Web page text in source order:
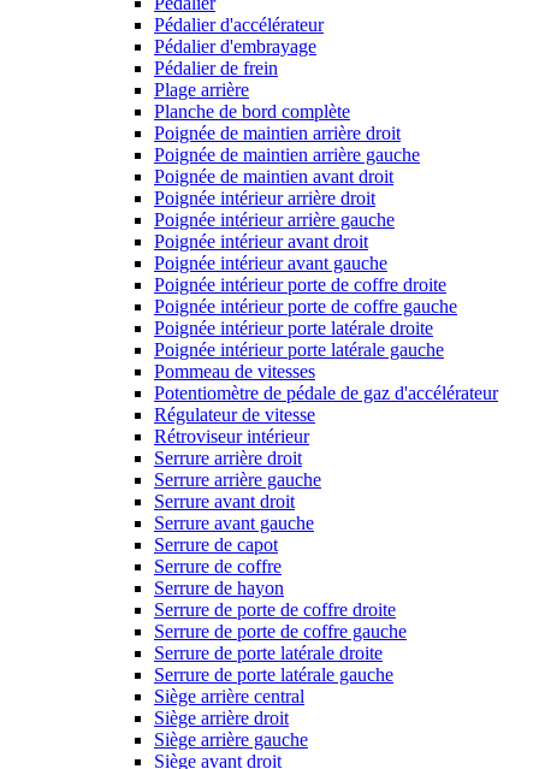
Pédalier d'accélérateur
Pédalier d'embrayage
Pédalier de frein
Plage arrière
Planche de bord complète
Poignée de maintien arrière droit
Poignée de maintien arrière gauche
Poignée de maintien avant droit
Poignée intérieur arrière droit
Poignée intérieur arrière gauche
Poignée intérieur avant droit
Poignée intérieur avant gauche
Poignée intérieur porte de coffre droite
Poignée intérieur porte de coffre gauche
Poignée intérieur porte latérale droite
Poignée intérieur porte latérale gauche
Pommeau de vitesses
Potentiomètre de pédale de gaz d'accélérateur
Régulateur de vitesse
Rétroviseur intérieur
Serrure arrière droit
Serrure arrière gauche
Serrure avant droit
Serrure avant gauche
Serrure de capot
Serrure de coffre
Serrure de hayon
Serrure de porte de coffre droite
Serrure de porte de coffre gauche
Serrure de porte latérale droite
Serrure de porte latérale gauche
Siège arrière central
Siège arrière droit
Siège arrière gauche
Siège avant droit